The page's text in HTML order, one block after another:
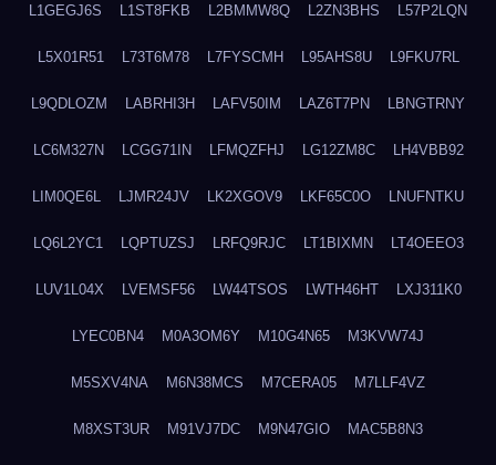
L1GEGJ6S L1ST8FKB L2BMMW8Q L2ZN3BHS L57P2LQN
L5X01R51 L73T6M78 L7FYSCMH L95AHS8U L9FKU7RL
L9QDLOZM LABRHI3H LAFV50IM LAZ6T7PN LBNGTRNY
LC6M327N LCGG71IN LFMQZFHJ LG12ZM8C LH4VBB92
LIM0QE6L LJMR24JV LK2XGOV9 LKF65C0O LNUFNTKU
LQ6L2YC1 LQPTUZSJ LRFQ9RJC LT1BIXMN LT4OEEO3
LUV1L04X LVEMSF56 LW44TSOS LWTH46HT LXJ311K0
LYEC0BN4 M0A3OM6Y M10G4N65 M3KVW74J
M5SXV4NA M6N38MCS M7CERA05 M7LLF4VZ
M8XST3UR M91VJ7DC M9N47GIO MAC5B8N3